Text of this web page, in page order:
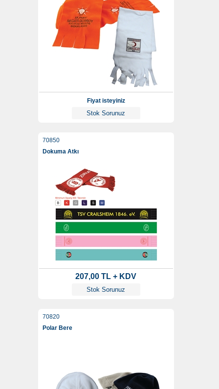
Fiyat isteyiniz
Stok Sorunuz
70850
Dokuma Atkı
207,00 TL + KDV
Stok Sorunuz
70820
Polar Bere